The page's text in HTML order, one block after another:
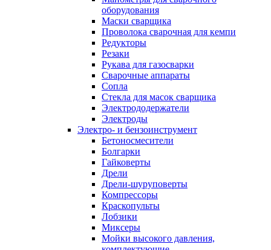
оборудования
Маски сварщика
Проволока сварочная для кемпи
Редукторы
Резаки
Рукава для газосварки
Сварочные аппараты
Сопла
Стекла для масок сварщика
Электрододержатели
Электроды
Электро- и бензоинструмент
Бетоносмесители
Болгарки
Гайковерты
Дрели
Дрели-шуруповерты
Компрессоры
Краскопульты
Лобзики
Миксеры
Мойки высокого давления,